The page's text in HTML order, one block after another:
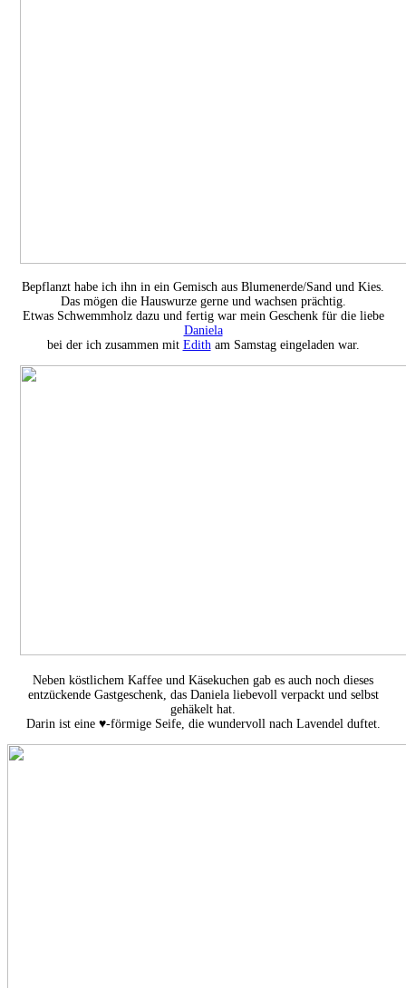
Bepflanzt habe ich ihn in ein Gemisch aus Blumenerde/Sand und Kies.
Das mögen die Hauswurze gerne und wachsen prächtig.
Etwas Schwemmholz dazu und fertig war mein Geschenk für die liebe
Daniela
bei der ich zusammen mit Edith am Samstag eingeladen war.
Neben köstlichem Kaffee und Käsekuchen gab es auch noch dieses
entzückende Gastgeschenk, das Daniela liebevoll verpackt und selbst
gehäkelt hat.
Darin ist eine ♥-förmige Seife, die wundervoll nach Lavendel duftet.